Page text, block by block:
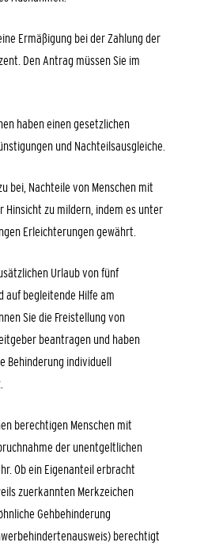
Ermäßigung bei der Zahlung der
Den Antrag müssen Sie im
haben einen gesetzlichen
und Nachteilsausgleiche.
bei, Nachteile von Menschen mit
Hinsicht zu mildern, indem es unter
Erleichterungen gewährt.
Urlaub von fünf
auf begleitende Hilfe am
Sie die Freistellung von
beantragen und haben
Behinderung individuell
berechtigen Menschen mit
der unentgeltlichen
Ob ein Eigenanteil erbracht
zuerkannten Merkzeichen
Gehbehinderung
berechtigt